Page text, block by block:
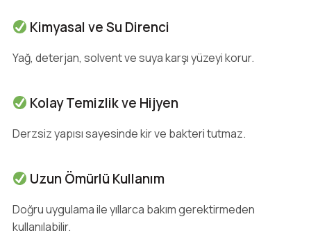
Kimyasal ve Su Direnci
Yağ, deterjan, solvent ve suya karşı yüzeyi korur.
Kolay Temizlik ve Hijyen
Derzsiz yapısı sayesinde kir ve bakteri tutmaz.
Uzun Ömürlü Kullanım
Doğru uygulama ile yıllarca bakım gerektirmeden
kullanılabilir.